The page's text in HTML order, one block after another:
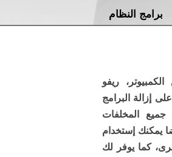
برامج النظام
ريفو
إزالة البرامج
المخلفات
يمكنك إستخدام
كما يوفر لك